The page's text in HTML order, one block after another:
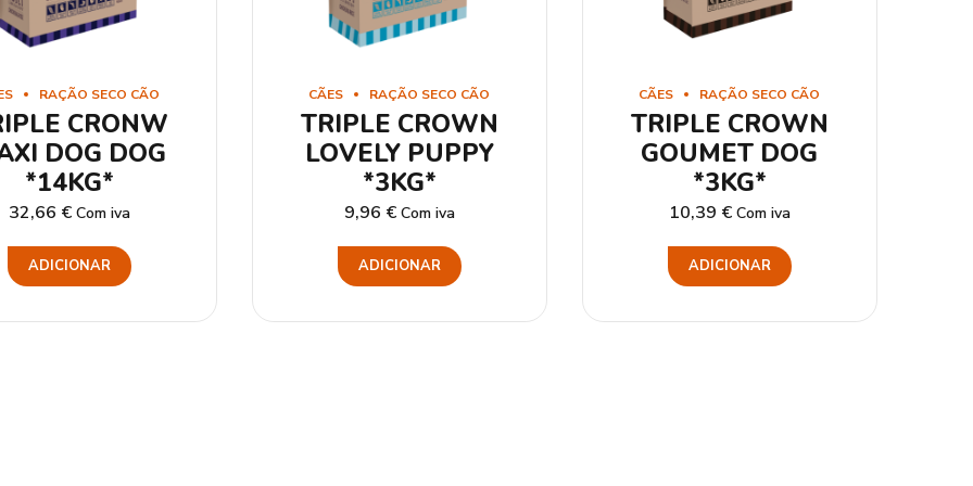
RAÇÃO SECO CÃO
CRONW
DOG DOG
*14KG*
32,66 € Com iva
ADICIONAR
CÃES RAÇÃO SECO CÃO
TRIPLE CROWN
LOVELY PUPPY
*3KG*
9,96 € Com iva
ADICIONAR
CÃES RAÇÃO SECO CÃO
TRIPLE CROWN
GOUMET DOG
*3KG*
10,39 € Com iva
ADICIONAR